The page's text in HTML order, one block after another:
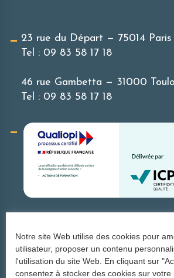
23 rue du Départ — 75014 Paris
Tel : 09 83 58 17 18
46 rue Gambetta — 31000
Tel : 09 83 58 17 18
Notre site Web utilise des cookies pour
utilisateur, proposer un contenu
l'utilisation du site Web. En cliquant sur
consentez à stocker des cookies sur votre